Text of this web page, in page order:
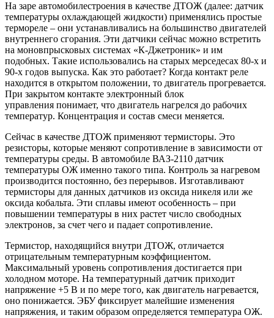
На заре автомобилестроения в качестве ДТОЖ (далее: датчик
температуры охлаждающей жидкости) применялись простые
термореле – они устанавливались на большинство двигателей
внутреннего сгорания. Эти датчики сейчас можно встретить
на моновпрысковых системах «К-Джетроник» и им
подобных. Такие использовались на старых мерседесах 80-х и
90-х годов выпуска. Как это работает? Когда контакт реле
находится в открытом положении, то двигатель прогревается.
При закрытом контакте электронный блок
управления понимает, что двигатель нагрелся до рабочих
температур. Концентрация и состав смеси меняется.
Сейчас в качестве ДТОЖ применяют термисторы. Это
резисторы, которые меняют сопротивление в зависимости от
температуры среды. В автомобиле ВАЗ-2110 датчик
температуры ОЖ именно такого типа. Контроль за нагревом
производится постоянно, без перерывов. Изготавливают
термисторы для данных датчиков из оксида никеля или же
оксида кобальта. Эти сплавы имеют особенность – при
повышении температуры в них растет число свободных
электронов, за счет чего и падает сопротивление.
Термистор, находящийся внутри ДТОЖ, отличается
отрицательным температурным коэффициентом.
Максимальный уровень сопротивления достигается при
холодном моторе. На температурный датчик приходит
напряжение +5 В и по мере того, как двигатель нагревается,
оно понижается. ЭБУ фиксирует малейшие изменения
напряжения, и таким образом определяется температура ОЖ.